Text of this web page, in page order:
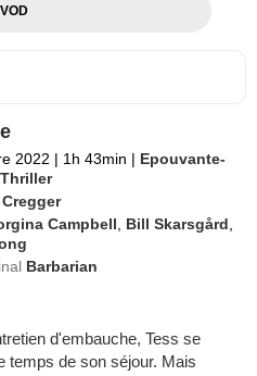
VOD
2022 | 1h 43min | Epouvante-
Thriller
Campbell Bill Skarsgård
Barbarian
d'embauche, Tess se
temps de son séjour. Mais